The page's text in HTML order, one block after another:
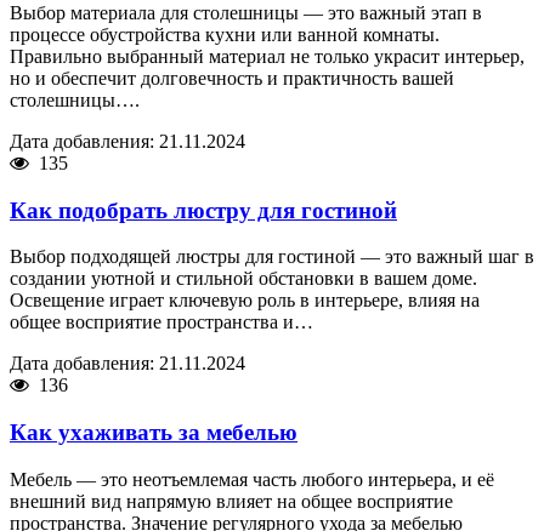
Выбор материала для столешницы — это важный этап в
процессе обустройства кухни или ванной комнаты.
Правильно выбранный материал не только украсит интерьер,
но и обеспечит долговечность и практичность вашей
столешницы….
Дата добавления: 21.11.2024
135
Как подобрать люстру для гостиной
Выбор подходящей люстры для гостиной — это важный шаг в
создании уютной и стильной обстановки в вашем доме.
Освещение играет ключевую роль в интерьере, влияя на
общее восприятие пространства и…
Дата добавления: 21.11.2024
136
Как ухаживать за мебелью
Мебель — это неотъемлемая часть любого интерьера, и её
внешний вид напрямую влияет на общее восприятие
пространства. Значение регулярного ухода за мебелью